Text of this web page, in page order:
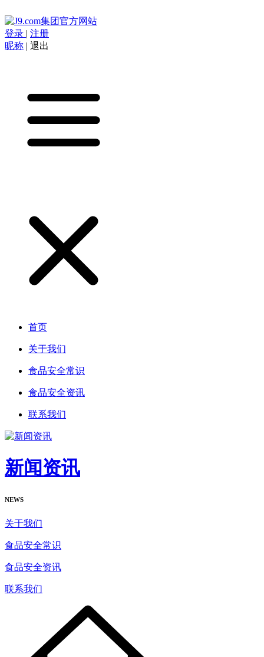
登录 | 注册
昵称 | 退出
首页
关于我们
食品安全常识
食品安全资讯
联系我们
新闻资讯
NEWS
关于我们
食品安全常识
食品安全资讯
联系我们